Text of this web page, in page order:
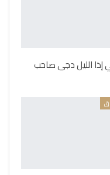
إذا الليل دجى صاحب